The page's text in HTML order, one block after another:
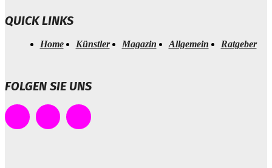
QUICK LINKS
Home Künstler Magazin Allgemein Ratgeber
FOLGEN SIE UNS